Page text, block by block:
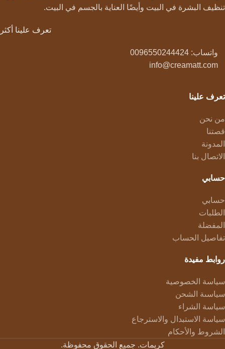
تنظيف البشرة في البيت وأيضًا العناية بالجسم في البيت.
تعرف علينا أكثر
واتساب: 0096550244424
info@creamatt.com
تعرف علينا
من نحن
قصتنا
المدونة
الاتصال بنا
حسابي
حسابي
الطلبات
المفضلة
تفاصيل الحساب
روابط مفيدة
سياسة الخصوصية
سياسىة الشحن
سياسة الشراء
سياسة الاستبدال والاسترجاع
الشروط والأحكام
كريمات. جميع الحقوق محفوظة.